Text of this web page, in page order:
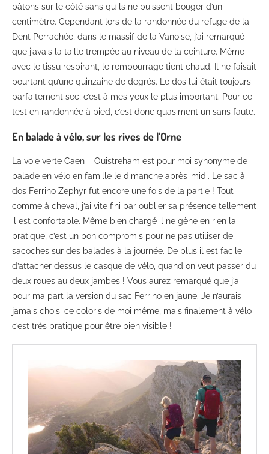
bâtons sur le côté sans qu’ils ne puissent bouger d’un
centimètre. Cependant lors de la randonnée du refuge de la
Dent Perrachée, dans le massif de la Vanoise, j’ai remarqué
que j’avais la taille trempée au niveau de la ceinture. Même
avec le tissu respirant, le rembourrage tient chaud. Il ne faisait
pourtant qu’une quinzaine de degrés. Le dos lui était toujours
parfaitement sec, c’est à mes yeux le plus important. Pour ce
test en randonnée à pied, c’est donc quasiment un sans faute.
En balade à vélo, sur les rives de l’Orne
La voie verte Caen – Ouistreham est pour moi synonyme de
balade en vélo en famille le dimanche après-midi. Le sac à
dos Ferrino Zephyr fut encore une fois de la partie ! Tout
comme à cheval, j’ai vite fini par oublier sa présence tellement
il est confortable. Même bien chargé il ne gène en rien la
pratique, c’est un bon compromis pour ne pas utiliser de
sacoches sur des balades à la journée. De plus il est facile
d’attacher dessus le casque de vélo, quand on veut passer du
deux roues au deux jambes ! Vous aurez remarqué que j’ai
pour ma part la version du sac Ferrino en jaune. Je n’aurais
jamais choisi ce coloris de moi même, mais finalement à vélo
c’est très pratique pour être bien visible !